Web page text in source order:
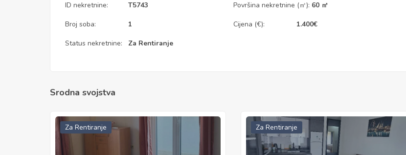
ID nekretnine: T5743 Površina nekretnine (㎡): 60 ㎡
Broj soba: 1 Cijena (€): 1.400€
Status nekretnine: Za Rentiranje
Srodna svojstva
Za Rentiranje Za Rentiranje